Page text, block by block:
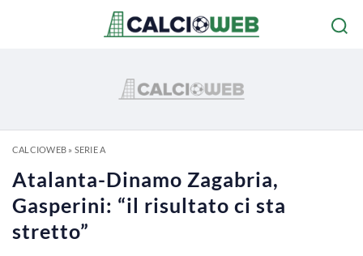
CALCIOWEB» SERIE A
Atalanta-Dinamo Zagabria,
Gasperini: “il risultato ci sta
stretto”